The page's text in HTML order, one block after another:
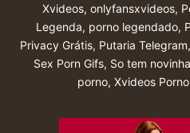
Xvideos, onlyfansxvideos,
Legenda, porno legendado,
Privacy Grátis, Putaria Telegram,
Sex Porn Gifs, So tem
porno, Xvideos